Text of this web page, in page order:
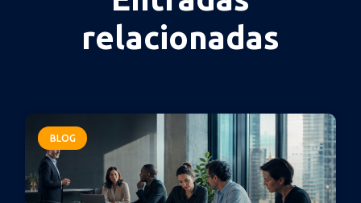
relacionadas
BLOG